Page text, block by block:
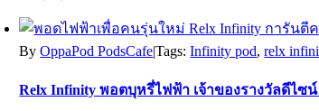
ByOppaPod PodsCafe|Tags:Infinity pod,relx
Relx Infinity พอตบุหรี่ไฟฟ้า เจ้าของรางวัลดีไซน์